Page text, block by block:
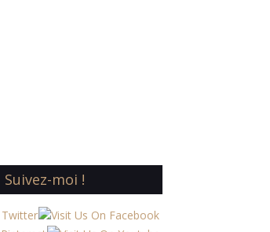
Suivez-moi !